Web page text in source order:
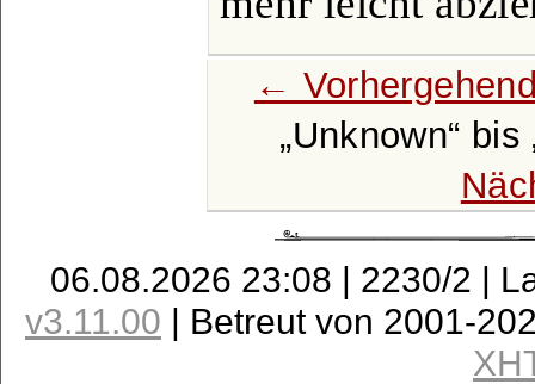
←
Unknown
bis
06.08.2026 23:08 | 2230/2 |
v3.11.00 | Betreut von 2001-